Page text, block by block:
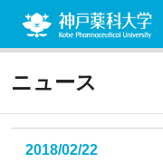
ニュース
2018/02/22
神戸薬科大学